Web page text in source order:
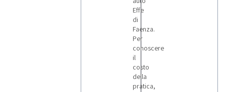
Effe
di
Faenza.
Per
conoscere
il
costo
della
pratica,